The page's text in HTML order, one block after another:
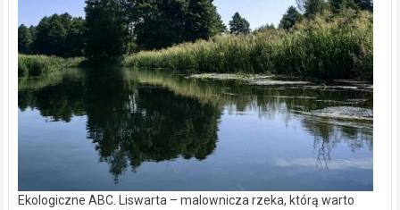
Ekologiczne ABC. Liswarta – malownicza rzeka, którą warto